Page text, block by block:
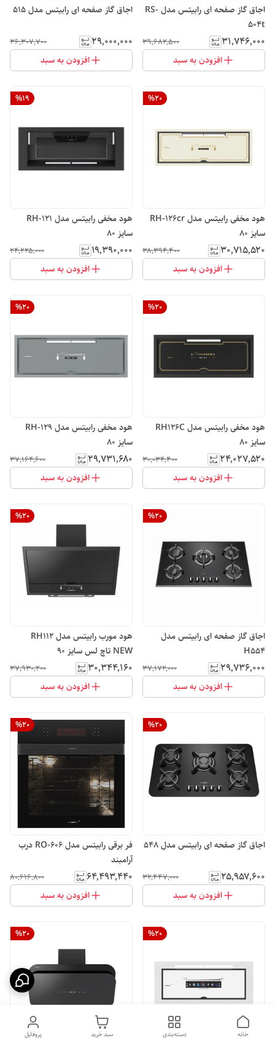
اجاق گاز صفحه ای رابیتس مدل RS-
504t
۳۱٬۷۴۶٬۰۰۰ ۳۹٬۶۸۲٬۵۰۰
افزودن به سبد
اجاق گاز صفحه ای رابیتس مدل 515
۲۹٬۰۰۰٬۰۰۰ ۳۶٬۳۰۷٬۷۰۰
افزودن به سبد
%20
هود مخفی رابیتس مدل RH-126cr
سایز 80
۳۰٬۷۱۵٬۵۲۰ ۳۸٬۳۹۴٬۴۰۰
افزودن به سبد
%19
هود مخفی رابیتس مدل RH-121
سایز 80
۱۹٬۳۹۰٬۰۰۰ ۲۴٬۲۲۵٬۰۰۰
افزودن به سبد
%20
هود مخفی رابیتس مدل RH126C
سایز 80
۲۴٬۰۲۷٬۵۲۰ ۳۰٬۰۳۴٬۴۰۰
افزودن به سبد
%20
هود مخفی رابیتس مدل RH-129
سایز 80
۲۹٬۷۳۱٬۶۸۰ ۳۷٬۱۶۴٬۶۰۰
افزودن به سبد
%20
اجاق گاز صفحه ای رابیتس مدل
H554
۲۹٬۷۳۶٬۰۰۰ ۳۷٬۱۷۲٬۰۰۰
افزودن به سبد
%20
هود مورب رابیتس مدل RH112
NEW تاچ لس سایز 90
۳۰٬۳۴۴٬۱۶۰ ۳۷٬۹۳۰٬۲۰۰
افزودن به سبد
%20
اجاق گاز صفحه ای رابیتس مدل 548
۲۵٬۹۵۷٬۶۰۰ ۳۲٬۴۴۷٬۰۰۰
افزودن به سبد
%20
فر برقی رابیتس مدل RO-606 درب
آرامبند
۶۴٬۴۹۳٬۴۴۰ ۸۰٬۶۱۶٬۸۰۰
افزودن به سبد
%20
%20
پروفایل سبد خرید دسته‌بندی خانه